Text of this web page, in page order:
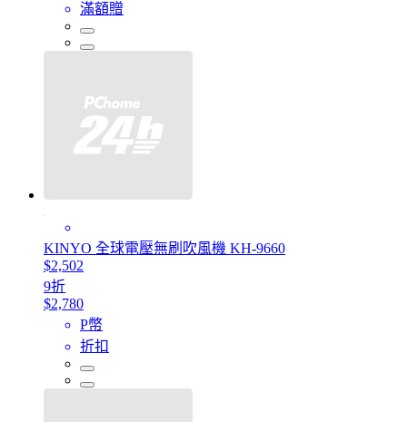
滿額贈
KINYO 全球電壓無刷吹風機 KH-9660
$2,502
9折
$2,780
P幣
折扣